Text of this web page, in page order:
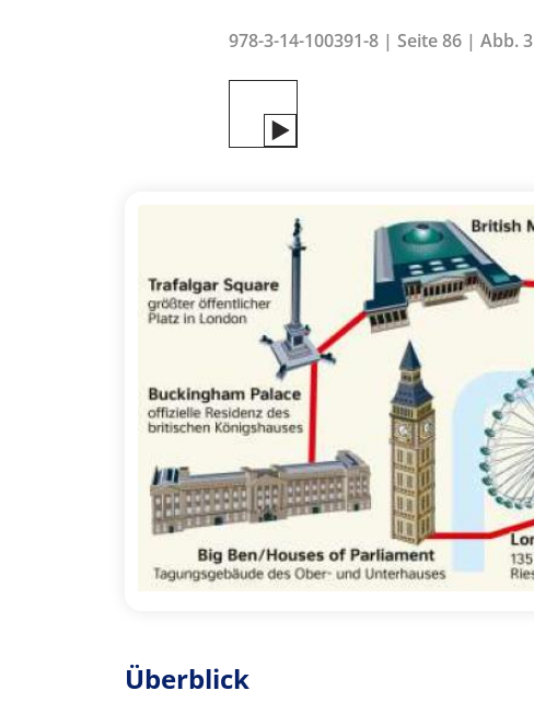
978-3-14-100391-8 | Seite 86 | Abb. 3
Überblick